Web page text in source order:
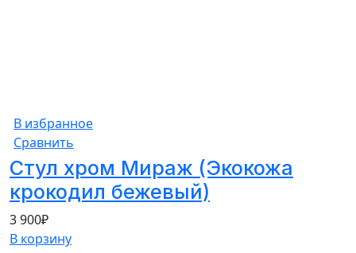
В избранное
Сравнить
Стул хром Мираж (Экокожа
крокодил бежевый)
3 900₽
В корзину